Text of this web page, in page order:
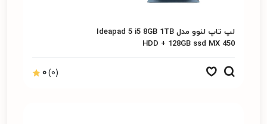
لپ تاپ لنوو مدل Ideapad 5 i5 8GB 1TB
HDD + 128GB ssd MX 450
0(0)